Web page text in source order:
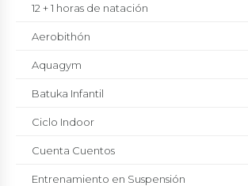
12 + 1 horas de natación
Aerobithón
Aquagym
Batuka Infantil
Ciclo Indoor
Cuenta Cuentos
Entrenamiento en Suspensión